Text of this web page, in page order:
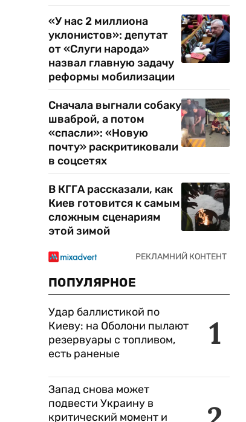
«У нас 2 миллиона
уклонистов»: депутат
от «Слуги народа»
назвал главную задачу
реформы мобилизации
Сначала выгнали собаку
шваброй, а потом
«спасли»: «Новую
почту» раскритиковали
в соцсетях
В КГГА рассказали, как
Киев готовится к самым
сложным сценариям
этой зимой
ПОПУЛЯРНОЕ
1
Удар баллистикой по
Киеву: на Оболони пылают
резервуары с топливом,
есть раненые
Запад снова может
подвести Украину в
критический момент и